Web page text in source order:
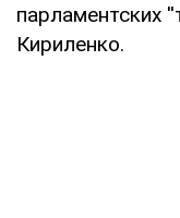
парламентских
Кириленко.